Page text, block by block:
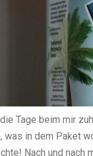
Tage beim mir
was in dem Paket
Nach und nach